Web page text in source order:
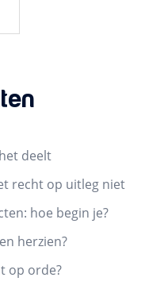
deelt
recht op uitleg niet
hoe begin je?
herzien?
op orde?